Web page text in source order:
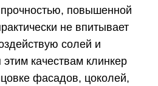
повышенной
не впитывает
солей и
качествам клинкер
фасадов, цоколей,